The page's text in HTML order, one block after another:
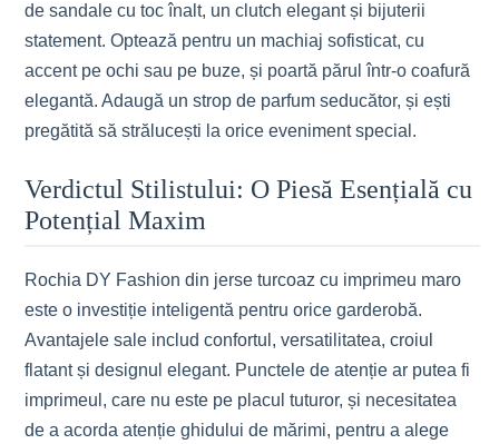
de sandale cu toc înalt, un clutch elegant și bijuterii
statement. Optează pentru un machiaj sofisticat, cu
accent pe ochi sau pe buze, și poartă părul într-o coafură
elegantă. Adaugă un strop de parfum seducător, și ești
pregătită să strălucești la orice eveniment special.
Verdictul Stilistului: O Piesă Esențială cu
Potențial Maxim
Rochia DY Fashion din jerse turcoaz cu imprimeu maro
este o investiție inteligentă pentru orice garderobă.
Avantajele sale includ confortul, versatilitatea, croiul
flatant și designul elegant. Punctele de atenție ar putea fi
imprimeul, care nu este pe placul tuturor, și necesitatea
de a acorda atenție ghidului de mărimi, pentru a alege